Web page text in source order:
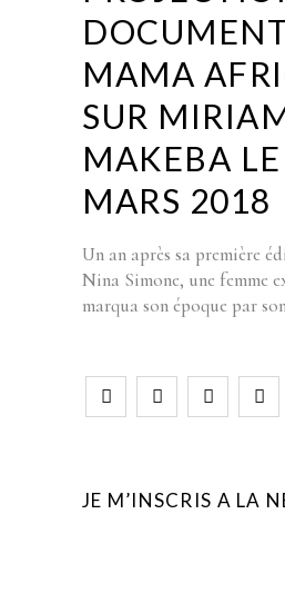
MAMA
SUR
MAKEBA
MARS 2018
Un an après sa première
Nina Simone, une femme
marqua son époque par
JE M’INSCRIS A LA